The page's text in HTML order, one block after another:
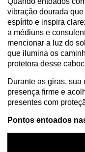
vibração dourada
espírito e inspira
a médiuns e
mencionar a luz do
que ilumina os
protetora desse
Durante as giras,
presença firme e
presentes com
Pontos entoados